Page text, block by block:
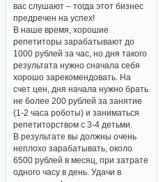
вас слушают – тогда этот бизнес
предречен на успех!
В наше время, хорошие
репетиторы зарабатывают до
1000 рублей за час, но дня такого
результата нужно сначала себя
хорошо зарекомендовать. На
счет цен, дня начала нужно брать
не более 200 рублей за занятие
(1-2 часа роботы) и заниматься
репетиторством с 3-4 детьми.
В результате вы должны очень
неплохо зарабатывать, около
6500 рублей в месяц, при затрате
одного часу в день. Удачи в